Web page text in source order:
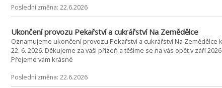
Poslední změna: 22.6.2026
Ukončení provozu Pekařství a cukrářství Na Zemědělce
Oznamujeme ukončení provozu Pekařství a cukrářství Na Zemědělce
22. 6. 2026. Děkujeme za vaši přízeň a těšíme se na vás opět v září 2026.
Přejeme vám krásné
Poslední změna: 22.6.2026